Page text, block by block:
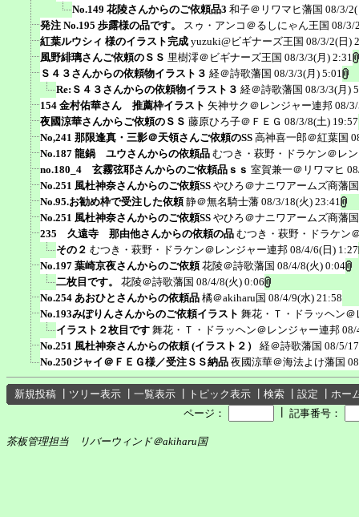
No.149 花陵さんからのご依頼品3 和子＠リワマヒ藩国 08/3/
発注 No.195 歩露様の品です。
スゥ・アンコ＠るしにゃん王国 08/3/
紅葉ルウシィ 様のイラスト完成 yuzuki@ビギナーズ王国 08/3/2(日)
風野緋璃さんご依頼のＳＳ 里樹澪＠ビギナーズ王国 08/3/3(月) 2:31
Ｓ４３さんからの依頼物イラスト３ 経＠詩歌藩国 08/3/3(月) 5:01
Re:Ｓ４３さんからの依頼物イラスト３ 経＠詩歌藩国 08/3/3(月)
154 金村佑華さん 推薦枠イラスト 矢神サク＠レンジャー連邦 08/
夜國涼華さんからご依頼のＳＳ 藤原ひろ子＠ＦＥＧ 08/3/8(土) 19:57
No,241 那限逢真・三影＠天領さんご依頼のSS 高神喜一郎＠紅葉国
No.187 龍鍋 ユウさんからの依頼品 むつき・萩野・ドラケン＠レ
no.180_4 玄霧弦耶さんからのご依頼品ｓｓ 室賀兼一＠リワマヒ
No.251 風杜神奈さんからのご依頼SS やひろ＠ナニワアームズ商藩国
No.95.お勧め枠で受注した依頼 静＠無名騎士藩 08/3/18(火) 23:41
No.251 風杜神奈さんからのご依頼SS やひろ＠ナニワアームズ商藩国
235 久遠寺 那由他さんからの依頼の品 むつき・萩野・ドラケン
その２ むつき・萩野・ドラケン＠レンジャー連邦 08/4/6(日) 1:27
No.197 葉崎京夜さんからのご依頼 花陵＠詩歌藩国 08/4/8(火) 0:04
二枚目です。
花陵＠詩歌藩国 08/4/8(火) 0:06
No.254 あおひとさんからの依頼品 橘＠akiharu国 08/4/9(水) 21:58
No.193みぽりんさんからのご依頼イラスト 舞花・Ｔ・ドラッヘン
イラスト２枚目です 舞花・Ｔ・ドラッヘン＠レンジャー連邦 08/
No.251 風杜神奈さんからの依頼 (イラスト２）
経＠詩歌藩国 08/5/
No.250ジャイ＠ＦＥＧ様／受注ＳＳ納品 夜國涼華＠海法よけ藩国
新規投稿 ツリー表示 一覧表示 トピック表示 検索 設定
ホー
ページ：
記事番号：
茶板管理担当 リバーウィンド＠akiharu国